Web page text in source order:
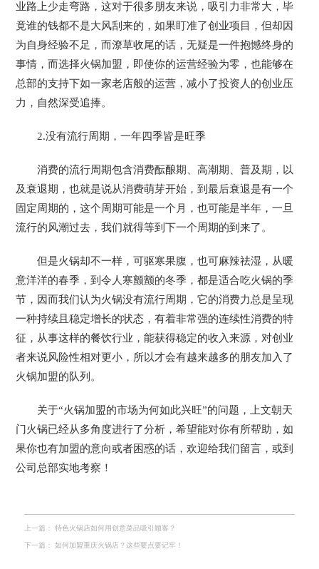
业路上少走弯路，这对于很多朋友来说，吸引力非常大，毕
竟谁的钱都不是大风刮来的，如果盯准了创业项目，但却因
为自身经验不足，而潦草收尾的话，无疑是一件抱憾终身的
事情，而选择火锅加盟，即使你的运营经验为零，也能够在
总部的支持下如一家老店般的运营，减小了投资人的创业压
力，自然深受追捧。
2.没有流行周期，一年四季皆是旺季
消费的流行周期包含消费酝酿期、高潮期、普及期，以
及衰退期，也就是说从消费萌芽开始，到最后衰退是有一个
固定周期的，这个周期可能是一个月，也可能是半年，一旦
流行的风潮过去，我们就得等到下一个周期的到来了。
但是火锅却不一样，可驱寒果腹，也可麻辣祛湿，从暖
意洋洋的春季，到令人寒颤颤的冬季，都是适合吃火锅的季
节，因而我们认为火锅没有流行周期，它的消费力总是呈现
一种持续且稳定增长的状态，有着非常强的连续性消费的特
征，从事这样的餐饮行业，能获得稳定的收入来源，对创业
者来说风险性相对更小，所以才会有越来越多的朋友加入了
火锅加盟的队列。
关于“火锅加盟的市场为何如此兴旺”的问题，上文朝天
门火锅已经从多角度进行了分析，希望能对你有所帮助，如
果你也有加盟的意向或者困惑的话，欢迎给我们留言，或到
公司总部实地考察！
上一篇： 特色火锅店如何用创意菜品吸引顾客？
下一篇： 如何加盟重庆火锅店？这些要点要记牢！